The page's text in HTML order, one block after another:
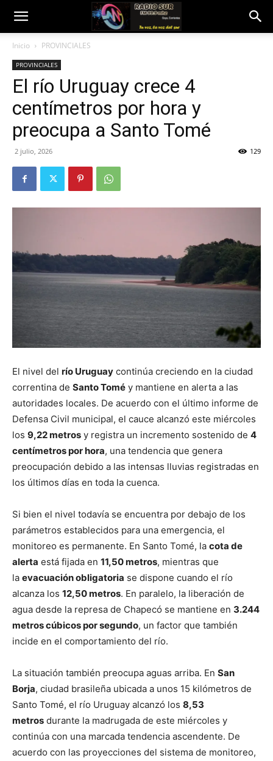
Inicio PROVINCIALES
PROVINCIALES
El río Uruguay crece 4
centímetros por hora y
preocupa a Santo Tomé
2 julio, 2026 129
El nivel del río Uruguay continúa creciendo en la ciudad
correntina de Santo Tomé y mantiene en alerta a las
autoridades locales. De acuerdo con el último informe de
Defensa Civil municipal, el cauce alcanzó este miércoles
los 9,22 metros y registra un incremento sostenido de 4
centímetros por hora, una tendencia que genera
preocupación debido a las intensas lluvias registradas en
los últimos días en toda la cuenca.
Si bien el nivel todavía se encuentra por debajo de los
parámetros establecidos para una emergencia, el
monitoreo es permanente. En Santo Tomé, la cota de
alerta está fijada en 11,50 metros, mientras que
la evacuación obligatoria se dispone cuando el río
alcanza los 12,50 metros. En paralelo, la liberación de
agua desde la represa de Chapecó se mantiene en 3.244
metros cúbicos por segundo, un factor que también
incide en el comportamiento del río.
La situación también preocupa aguas arriba. En San
Borja, ciudad brasileña ubicada a unos 15 kilómetros de
Santo Tomé, el río Uruguay alcanzó los 8,53
metros durante la madrugada de este miércoles y
continúa con una marcada tendencia ascendente. De
acuerdo con las proyecciones del sistema de monitoreo,